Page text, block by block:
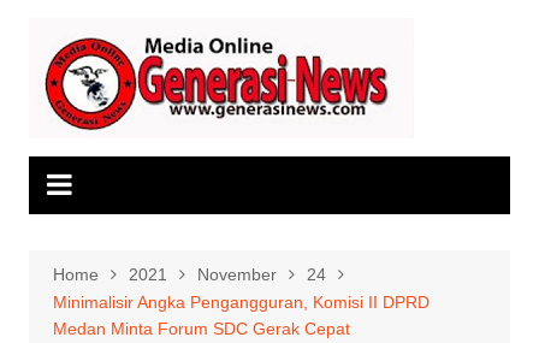
content
Home 2021 November
24
Minimalisir Angka Pengangguran, Komisi II DPRD
Medan Minta Forum SDC Gerak Cepat